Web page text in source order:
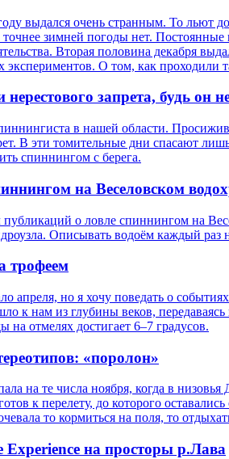
выдался очень странным. То льют
зимней погоды нет. Постоянные
Вторая половина декабря
О том, как проходили
запрета, будь он
в нашей области.
В эти томительные дни спасают
спиннингом с берега.
на Веселовском
о ловле спиннингом на
Описывать водоём каждый раз
трофеем
апреля, но я хочу поведать о
к нам из глубины веков,
на отмелях достигает 6–7 градусов.
«поролон»
на те числа ноября, когда в
к перелету, до которого
то кормиться на поля, то
Experience на просторы р.Лава